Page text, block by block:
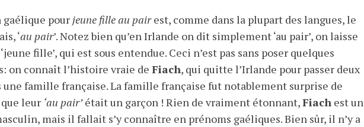
gaélique pourjeune fille au pairest, comme dans la plupart des langues, le
‘au pair’. Notez bien qu’en Irlande on dit simplement ‘au pair’, on laisse
fille’, qui est sous entendue. Ceci n’est pas sans poser quelques
on connaît l’histoire vraie de Fiach, qui quitte l’Irlande pour passer deux
une famille française. La famille française fut notablement surprise de
leur ‘au pair’était un garçon ! Rien de vraiment étonnant,Fiach est un
mais il fallait s’y connaître en prénoms gaéliques. Bien sûr, il n’y a